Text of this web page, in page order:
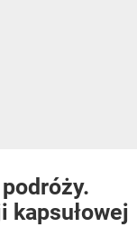
kapsułowej